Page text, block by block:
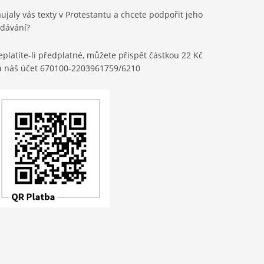
vás texty v Protestantu a chcete podpořit jeho
li předplatné, můžete přispět částkou 22 Kč
náš účet 670100-2203961759/6210